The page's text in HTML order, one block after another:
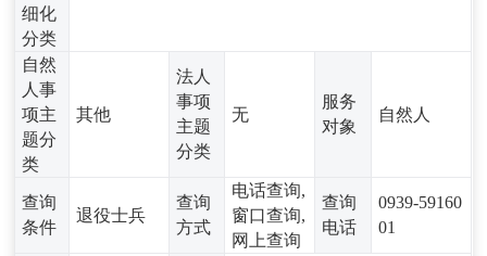
细化
分类
自然
人事
项主
题分
类
其他
法人
事项
主题
分类
无
服务
对象
自然人
查询
条件
退役士兵
查询
方式
电话查询,
窗口查询,
网上查询
查询
电话
0939-59160
01